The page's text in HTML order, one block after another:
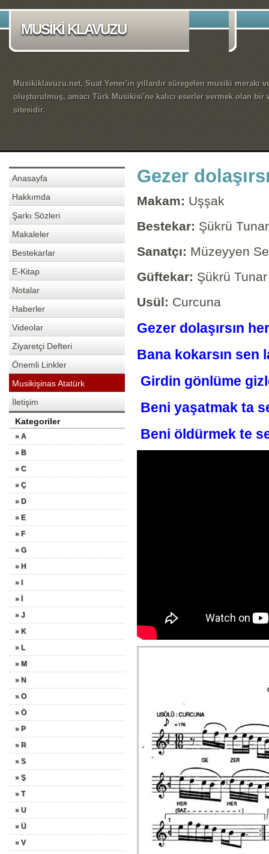
MUSİKİ KLAVUZU
Musikiklavuzu.net, Suat Yener'in yıllardır süregelen musiki merakı
oluşturulmuş, amacı Türk Musikisi'ne kalıcı eserler vermek olan bir
sitesidir.
Anasayfa
Hakkımda
Şarkı Sözleri
Makaleler
Bestekarlar
E-Kitap
Notalar
Haberler
Videolar
Ziyaretçi Defteri
Önemli Linkler
Musikişinas Atatürk
İletişim
Kategoriler
» A
» B
» C
» Ç
» D
» E
» F
» G
» H
» I
» İ
» J
» K
» L
» M
» N
» O
» Ö
» P
» R
» S
» Ş
» T
» U
» Ü
» V
Gezer
Makam: Uşşak
Bestekar: Şükrü Tunar
Sanatçı: Müzeyyen
Güftekar: Şükrü Tunar
Usül: Curcuna
Gezer dolaşırsın
Bana kokarsın
Girdin gönlüme
Beni yaşatmak
Beni öldürmek